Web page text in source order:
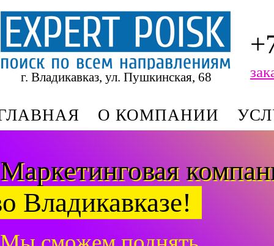
г. Владикавказ, ул. Пушкинская, 68
О КОМПАНИИ
Маркетинговая
Владикавказе!